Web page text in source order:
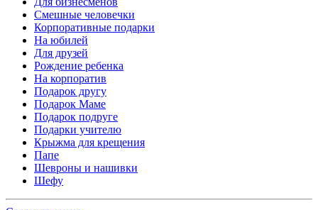
Смешные человечки
Корпоративные подарки
На юбилей
Для друзей
Рождение ребенка
На корпоратив
Подарок другу
Подарок Маме
Подарок подруге
Подарки учителю
Крыжма для крещения
Папе
Шевроны и нашивки
Шефу